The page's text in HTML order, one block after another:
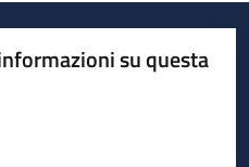
su questa
su 5
5